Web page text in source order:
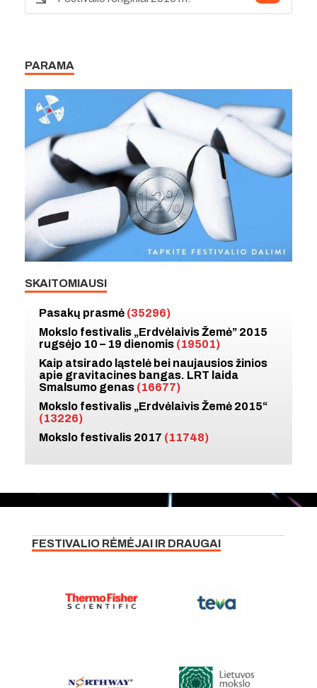
PARAMA
SKAITOMIAUSI
Pasakų prasmė (35296)
Mokslo festivalis „Erdvėlaivis Žemė” 2015
rugsėjo 10 – 19 dienomis (19501)
Kaip atsirado ląstelė bei naujausios žinios
apie gravitacines bangas. LRT laida
Smalsumo genas (16677)
Mokslo festivalis „Erdvėlaivis Žemė 2015“
(13226)
Mokslo festivalis 2017 (11748)
FESTIVALIO RĖMĖJAI IR DRAUGAI